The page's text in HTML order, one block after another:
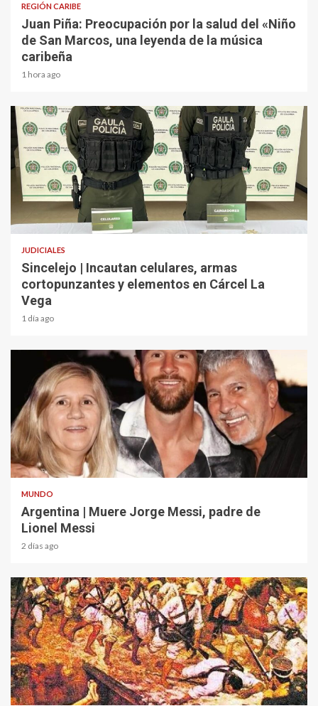
REGIÓN CARIBE
Juan Piña: Preocupación por la salud del «Niño
de San Marcos, una leyenda de la música
caribeña
1 hora ago
2 min read
JUDICIALES
Sincelejo | Incautan celulares, armas
cortopunzantes y elementos en Cárcel La
Vega
1 día ago
2 min read
MUNDO
Argentina | Muere Jorge Messi, padre de
Lionel Messi
2 días ago
1 min read